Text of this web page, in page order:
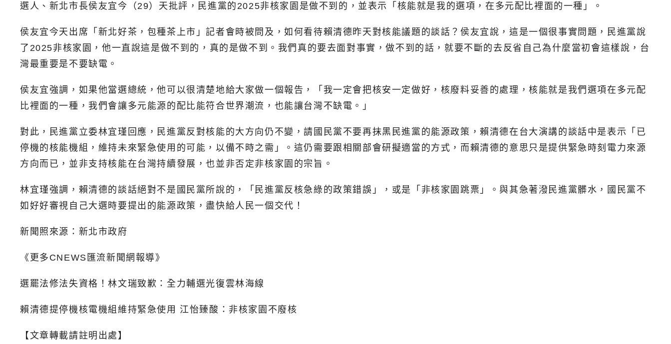
選人、新北市長侯友宜今（29）天批評，民進黨的2025非核家園是做不到的，並表示「核能就是我的選項，在多元配比裡面的一種」。
侯友宜今天出席「新北好茶，包種茶上市」記者會時被問及，如何看待賴清德昨天對核能議題的談話？侯友宜說，這是一個很事實問題，民進黨說
了2025非核家園，他一直說這是做不到的，真的是做不到。我們真的要去面對事實，做不到的話，就要不斷的去反省自己為什麼當初會這樣說，台
灣最重要是不要缺電。
侯友宜強調，如果他當選總統，他可以很清楚地給大家做一個報告，「我一定會把核安一定做好，核廢料妥善的處理，核能就是我們選項在多元配
比裡面的一種，我們會讓多元能源的配比能符合世界潮流，也能讓台灣不缺電。」
對此，民進黨立委林宜瑾回應，民進黨反對核能的大方向仍不變，請國民黨不要再抹黑民進黨的能源政策，賴清德在台大演講的談話中是表示「已
停機的核能機組，維持未來緊急使用的可能，以備不時之需」。這仍需要跟相關部會研擬適當的方式，而賴清德的意思只是提供緊急時刻電力來源
方向而已，並非支持核能在台灣持續發展，也並非否定非核家園的宗旨。
林宜瑾強調，賴清德的談話絕對不是國民黨所說的，「民進黨反核急綠的政策錯誤」，或是「非核家園跳票」。與其急著潑民進黨髒水，國民黨不
如好好審視自己大選時要提出的能源政策，盡快給人民一個交代！
新聞照來源：新北市政府
《更多CNEWS匯流新聞網報導》
選罷法修法失資格！林文瑞致歉：全力輔選光復雲林海線
賴清德提停機核電機組維持緊急使用 江怡臻酸：非核家園不廢核
【文章轉載請註明出處】